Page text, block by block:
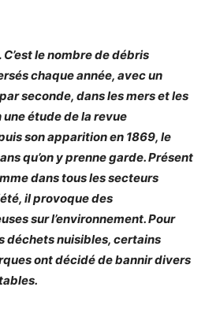
le nombre de débris
chaque année, avec un
seconde, dans les mers et les
une étude de la revue
son apparition en 1869, le
qu’on y prenne garde. Présent
dans tous les secteurs
il provoque des
sur l’environnement. Pour
déchets nuisibles, certains
ont décidé de bannir divers